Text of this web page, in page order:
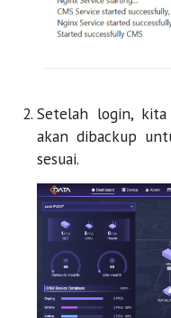
Setelah login,
akan dibackup
sesuai.